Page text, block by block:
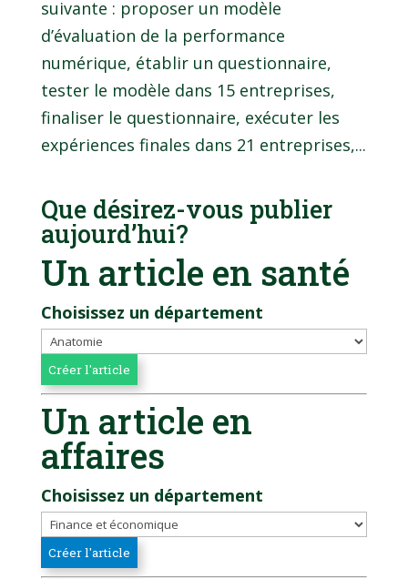
suivante : proposer un modèle
d’évaluation de la performance
numérique, établir un questionnaire,
tester le modèle dans 15 entreprises,
finaliser le questionnaire, exécuter les
expériences finales dans 21 entreprises,...
Que désirez-vous publier
aujourd’hui?
Un article en santé
Choisissez un département
Un article en
affaires
Choisissez un département